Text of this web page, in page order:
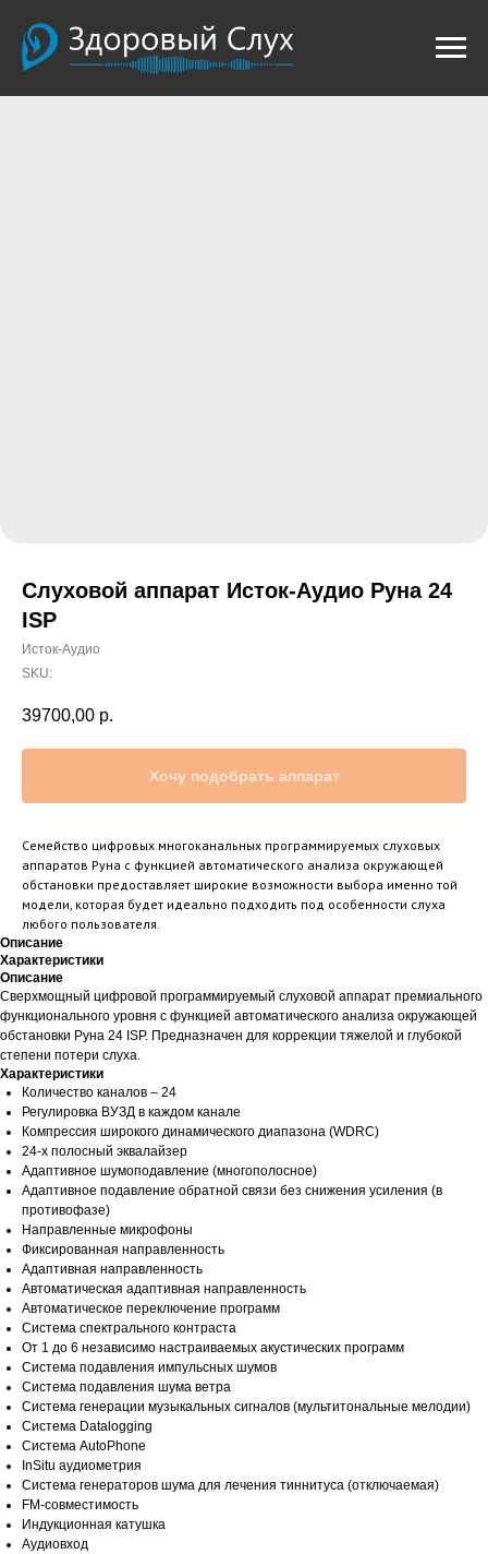
Слуховой аппарат Исток-Аудио Руна 24
ISP
Исток-Аудио
SKU:
39700,00 р.
Хочу подобрать аппарат
Семейство цифровых многоканальных программируемых слуховых
аппаратов Руна с функцией автоматического анализа окружающей
обстановки предоставляет широкие возможности выбора именно той
модели, которая будет идеально подходить под особенности слуха
любого пользователя.
Описание
Характеристики
Описание
Сверхмощный цифровой программируемый слуховой аппарат премиального
функционального уровня с функцией автоматического анализа окружающей
обстановки Руна 24 ISP. Предназначен для коррекции тяжелой и глубокой
степени потери слуха.
Характеристики
Количество каналов – 24
Регулировка ВУЗД в каждом канале
Компрессия широкого динамического диапазона (WDRC)
24-х полосный эквалайзер
Адаптивное шумоподавление (многополосное)
Адаптивное подавление обратной связи без снижения усиления (в
противофазе)
Направленные микрофоны
Фиксированная направленность
Адаптивная направленность
Автоматическая адаптивная направленность
Автоматическое переключение программ
Система спектрального контраста
От 1 до 6 независимо настраиваемых акустических программ
Система подавления импульсных шумов
Система подавления шума ветра
Система генерации музыкальных сигналов (мультитональные мелодии)
Система Datalogging
Система AutoPhone
InSitu аудиометрия
Система генераторов шума для лечения тиннитуса (отключаемая)
FM-совместимость
Индукционная катушка
Аудиовход